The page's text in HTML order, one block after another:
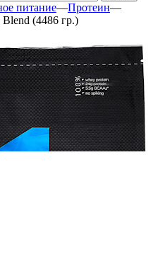
питание—Протеин—
(4486 гр.)